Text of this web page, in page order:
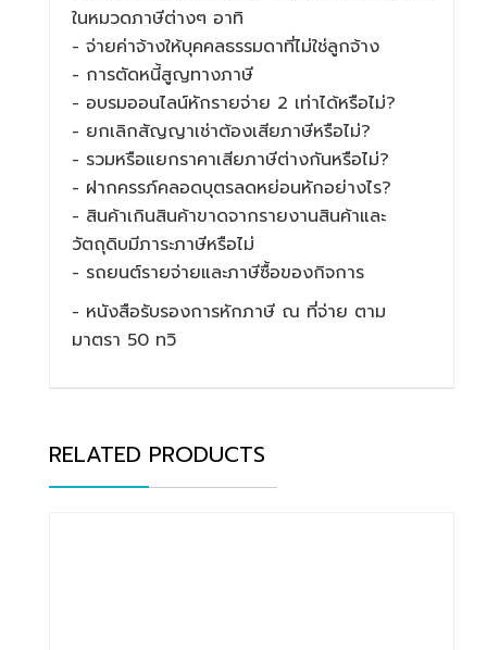
ในหมวดภาษีต่างๆ อาทิ
- จ่ายค่าจ้างให้บุคคลธรรมดาที่ไม่ใช่ลูกจ้าง
- การตัดหนี้สูญทางภาษี
- อบรมออนไลน์หักรายจ่าย 2 เท่าได้หรือไม่?
- ยกเลิกสัญญาเช่าต้องเสียภาษีหรือไม่?
- รวมหรือแยกราคาเสียภาษีต่างกันหรือไม่?
- ฝากครรภ์คลอดบุตรลดหย่อนหักอย่างไร?
- สินค้าเกินสินค้าขาดจากรายงานสินค้าและ
วัตถุดิบมีภาระภาษีหรือไม่
- รถยนต์รายจ่ายและภาษีซื้อของกิจการ
- หนังสือรับรองการหักภาษี ณ ที่จ่าย ตาม
มาตรา 50 ทวิ
RELATED PRODUCTS